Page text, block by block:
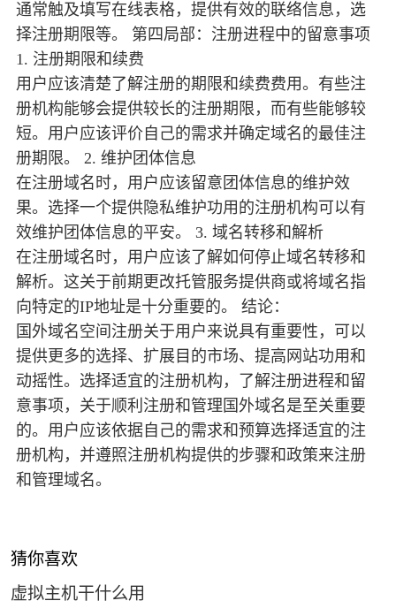
通常触及填写在线表格，提供有效的联络信息，选
择注册期限等。 第四局部：注册进程中的留意事项
1. 注册期限和续费
用户应该清楚了解注册的期限和续费费用。有些注
册机构能够会提供较长的注册期限，而有些能够较
短。用户应该评价自己的需求并确定域名的最佳注
册期限。 2. 维护团体信息
在注册域名时，用户应该留意团体信息的维护效
果。选择一个提供隐私维护功用的注册机构可以有
效维护团体信息的平安。 3. 域名转移和解析
在注册域名时，用户应该了解如何停止域名转移和
解析。这关于前期更改托管服务提供商或将域名指
向特定的IP地址是十分重要的。 结论：
国外域名空间注册关于用户来说具有重要性，可以
提供更多的选择、扩展目的市场、提高网站功用和
动摇性。选择适宜的注册机构，了解注册进程和留
意事项，关于顺利注册和管理国外域名是至关重要
的。用户应该依据自己的需求和预算选择适宜的注
册机构，并遵照注册机构提供的步骤和政策来注册
和管理域名。
猜你喜欢
虚拟主机干什么用